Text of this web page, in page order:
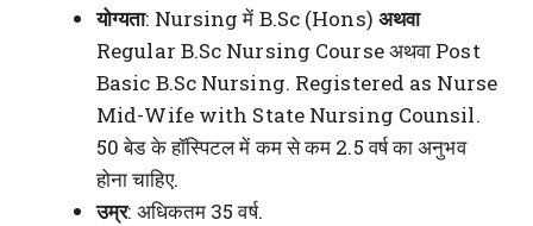
योग्यता: Nursing में B.Sc (Hons) अथवा
Regular B.Sc Nursing Course अथवा Post
Basic B.Sc Nursing. Registered as Nurse
Mid-Wife with State Nursing Counsil.
50 बेड के हॉस्पिटल में कम से कम 2.5 वर्ष का अनुभव
होना चाहिए.
उम्र: अधिकतम 35 वर्ष.